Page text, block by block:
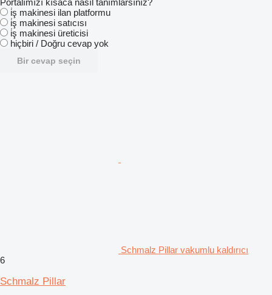
Portalımızı kısaca nasıl tanımlarsınız?
i̇ş makinesi ilan platformu
i̇ş makinesi satıcısı
i̇ş makinesi üreticisi
hiçbiri / Doğru cevap yok
Bir cevap seçin
Schmalz Pillar vakumlu kaldırıcı
6
Schmalz Pillar